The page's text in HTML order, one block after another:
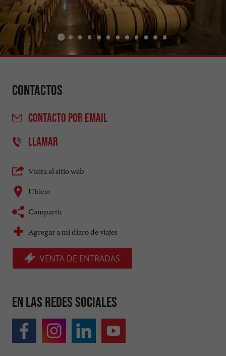
Contactos
CONTACTO POR EMAIL
LLAMAR
Visita el sitio web
Ubicar
Compartir
Agregar a mi diaro de viajes
VENTA DE ENTRADAS
En las redes sociales